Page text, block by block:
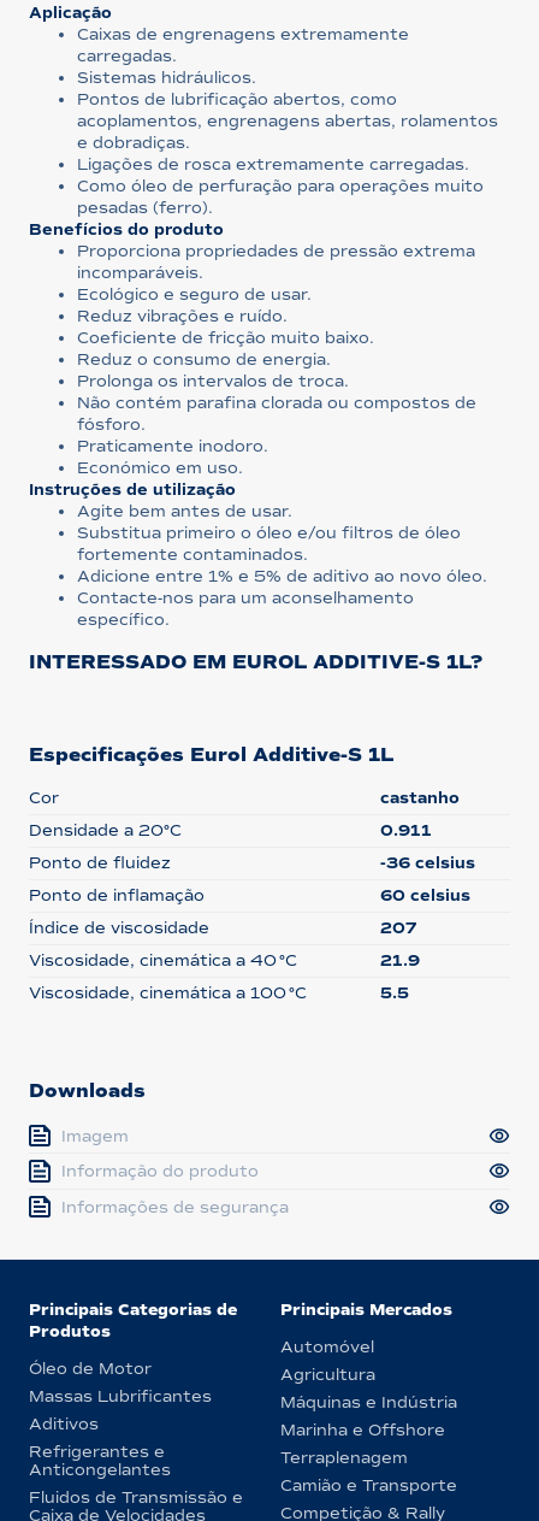
Aplicação
Caixas de engrenagens extremamente
carregadas.
Sistemas hidráulicos.
Pontos de lubrificação abertos, como
acoplamentos, engrenagens abertas, rolamentos
e dobradiças.
Ligações de rosca extremamente carregadas.
Como óleo de perfuração para operações muito
pesadas (ferro).
Benefícios do produto
Proporciona propriedades de pressão extrema
incomparáveis.
Ecológico e seguro de usar.
Reduz vibrações e ruído.
Coeficiente de fricção muito baixo.
Reduz o consumo de energia.
Prolonga os intervalos de troca.
Não contém parafina clorada ou compostos de
fósforo.
Praticamente inodoro.
Económico em uso.
Instruções de utilização
Agite bem antes de usar.
Substitua primeiro o óleo e/ou filtros de óleo
fortemente contaminados.
Adicione entre 1% e 5% de aditivo ao novo óleo.
Contacte-nos para um aconselhamento
específico.
INTERESSADO EM EUROL ADDITIVE-S 1L?
Especificações Eurol Additive-S 1L
Cor
castanho
Densidade a 20°C
0.911
Ponto de fluidez
-36 celsius
Ponto de inflamação
60 celsius
Índice de viscosidade
207
Viscosidade, cinemática a 40 °C
21.9
Viscosidade, cinemática a 100 °C
5.5
Downloads
Imagem
Informação do produto
Informações de segurança
Principais Categorias de
Produtos
Óleo de Motor
Massas Lubrificantes
Aditivos
Refrigerantes e
Anticongelantes
Fluidos de Transmissão e
Caixa de Velocidades
Principais Mercados
Automóvel
Agricultura
Máquinas e Indústria
Marinha e Offshore
Terraplenagem
Camião e Transporte
Competição & Rally